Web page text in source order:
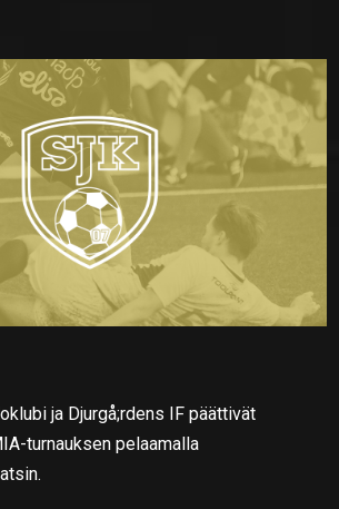
ja Djurgå;rdens IF päättivät
turnauksen pelaamalla